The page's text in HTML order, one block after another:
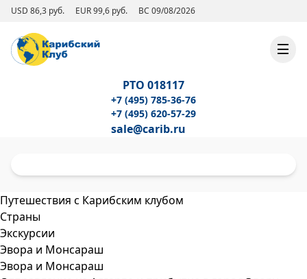
USD 86,3 руб. EUR 99,6 руб. ВС 09/08/2026
РТО 018117
+7 (495) 785-36-76
+7 (495) 620-57-29
sale@carib.ru
Путешествия с Карибским клубом
Страны
Экскурсии
Эвора и Монсараш
Эвора и Монсараш